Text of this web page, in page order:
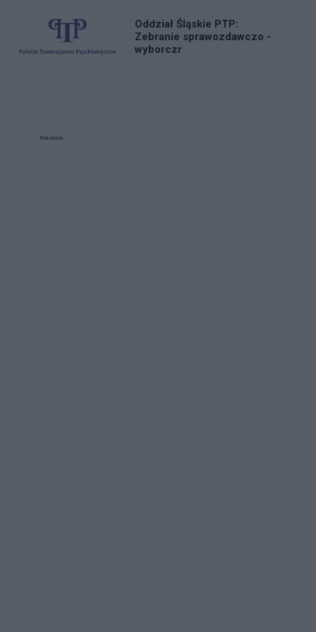
Oddział Śląskie PTP:
Zebranie sprawozdawczo -
wyborczr
Reklama: